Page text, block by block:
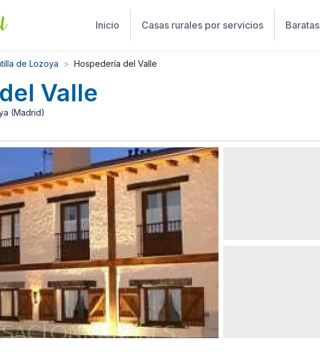
Inicio Casas rurales por servicios Baratas
de Lozoya Hospedería del Valle
Valle
(Madrid)